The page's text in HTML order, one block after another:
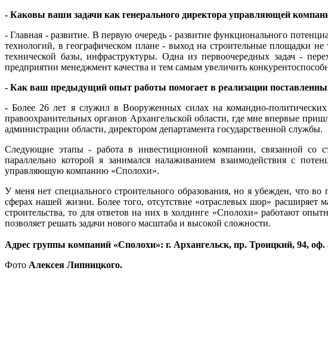
- Каковы ваши задачи как генерального директора управляющей
- Главная - развитие. В первую очередь - развитие функционального
технологий, в географическом плане - выход на строительные площадки
технической базы, инфраструктуры. Одна из первоочередных задач -
предприятии менеджмент качества и тем самым увеличить
- Как ваш предыдущий опыт работы помогает в реализации
- Более 26 лет я служил в Вооруженных силах на командно-
правоохранительных органов Архангельской области, где мне впервые
администрации области, директором департамента государственной службы.
Следующие этапы - работа в инвестиционной компании, связанной со
параллельно которой я занимался налаживанием взаимодействия с
управляющую компанию «Сполохи».
У меня нет специального строительного образования, но я убежден, что
сферах нашей жизни. Более того, отсутствие «отраслевых шор»
строительства, то для ответов на них в холдинге «Сполохи» работают
позволяет решать задачи нового масштаба и высокой сложности.
Адрес группы компаний «Сполохи»: г. Архангельск, пр. Троицкий, 94, оф.
Фото Алексея Липницкого.